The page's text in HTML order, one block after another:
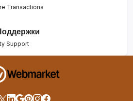
Transactions
Support